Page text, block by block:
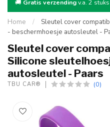
🚚 Gratis verzendingv.a. 2
Home /
Sleutel cover
- beschermhoesje autosleutel -
Sleutel cover
Silicone
autosleutel - Paars
TBU CAR® (0)